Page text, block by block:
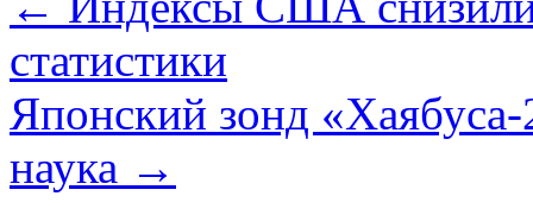
статистики
Японский зонд
наука →